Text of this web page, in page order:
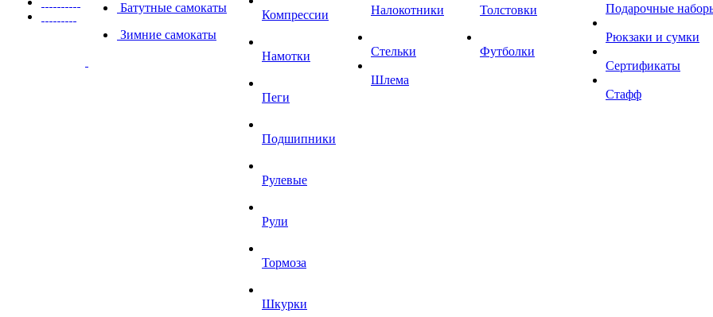
Батутные самокаты
Зимние самокаты
Компрессии
Намотки
Пеги
Подшипники
Рулевые
Рули
Тормоза
Шкурки
Налокотники
Стельки
Шлема
Толстовки
Футболки
Подарочные
Рюкзаки и сумки
Сертификаты
Стафф